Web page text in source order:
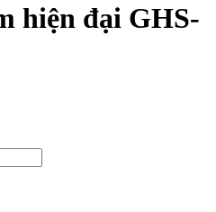
hiện đại GHS-